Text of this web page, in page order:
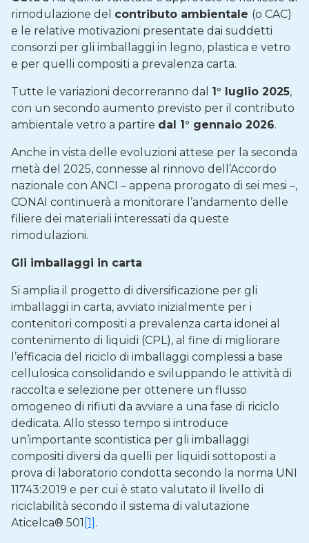
rimodulazione del contributo ambientale (o CAC)
e le relative motivazioni presentate dai suddetti
consorzi per gli imballaggi in legno, plastica e vetro
e per quelli compositi a prevalenza carta.
Tutte le variazioni decorreranno dal 1° luglio 2025,
con un secondo aumento previsto per il contributo
ambientale vetro a partire dal 1° gennaio 2026.
Anche in vista delle evoluzioni attese per la seconda
metà del 2025, connesse al rinnovo dell’Accordo
nazionale con ANCI – appena prorogato di sei mesi –,
CONAI continuerà a monitorare l’andamento delle
filiere dei materiali interessati da queste
rimodulazioni.
Gli imballaggi in carta
Si amplia il progetto di diversificazione per gli
imballaggi in carta, avviato inizialmente per i
contenitori compositi a prevalenza carta idonei al
contenimento di liquidi (CPL), al fine di migliorare
l’efficacia del riciclo di imballaggi complessi a base
cellulosica consolidando e sviluppando le attività di
raccolta e selezione per ottenere un flusso
omogeneo di rifiuti da avviare a una fase di riciclo
dedicata. Allo stesso tempo si introduce
un’importante scontistica per gli imballaggi
compositi diversi da quelli per liquidi sottoposti a
prova di laboratorio condotta secondo la norma UNI
11743:2019 e per cui è stato valutato il livello di
riciclabilità secondo il sistema di valutazione
Aticelca® 501 [1] .